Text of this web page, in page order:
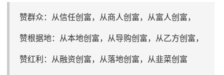
赞群众：从信任创富，从商人创富，从富人创富，
赞根据地：从本地创富，从导购创富，从乙方创富，
赞红利：从融资创富，从落地创富，从韭菜创富